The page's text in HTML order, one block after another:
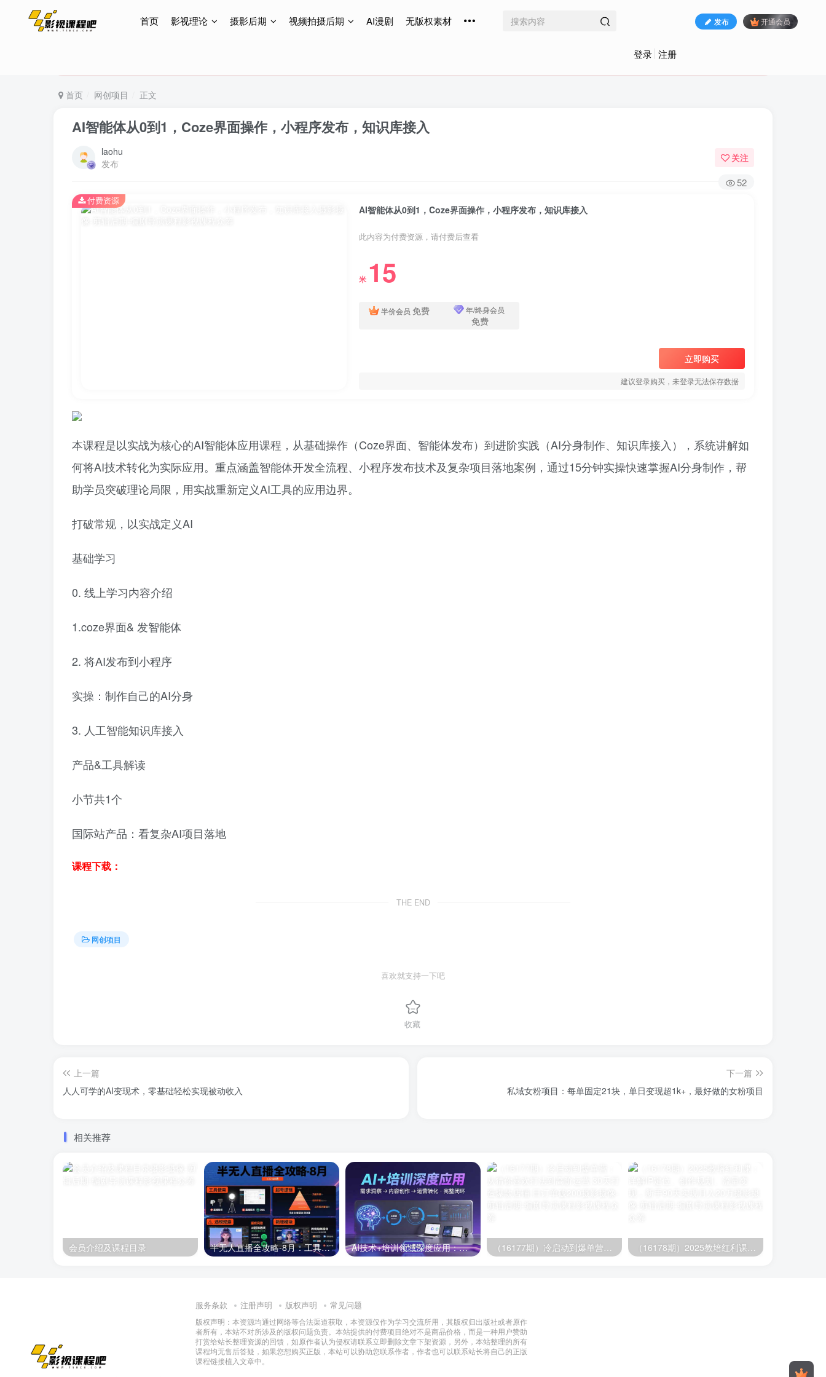
首页 影视理论 摄影后期 视频拍摄后期 AI漫剧 无版权素材 发布 开通会员
登录 注册
特惠终身会员299元，网站所有内容都可观看，终身免费更新
首页 网创项目 正文
AI智能体从0到1，Coze界面操作，小程序发布，知识库接入
laohu
发布
关注
52
AI智能体从0到1，Coze界面操作，小程序发布，知识库接入
此内容为付费资源，请付费后查看
米 15
半价会员 免费 年/终身会员
免费
立即购买
建议登录购买，未登录无法保存数据
付费资源
本课程是以实战为核心的AI智能体应用课程，从基础操作（Coze界面、智能体发布）到进阶实践（AI分身制作、知识库接入），系统讲解如
何将AI技术转化为实际应用。重点涵盖智能体开发全流程、小程序发布技术及复杂项目落地案例，通过15分钟实操快速掌握AI分身制作，帮
助学员突破理论局限，用实战重新定义AI工具的应用边界。
打破常规，以实战定义AI
基础学习
0. 线上学习内容介绍
1.coze界面& 发智能体
2. 将AI发布到小程序
实操：制作自己的AI分身
3. 人工智能知识库接入
产品&工具解读
小节共1个
国际站产品：看复杂AI项目落地
课程下载：
THE END
网创项目
喜欢就支持一下吧
收藏
上一篇
人人可学的AI变现术，零基础轻松实现被动收入
下一篇
私域女粉项目：每单固定21块，单日变现超1k+，最好做的女粉项目
相关推荐
会员介绍及课程目录 半无人直播全攻略-8月：工具使用+起号逻辑+违规规避,新增AI超体与跨境模块 AI技术+培训领域深度应用：需求洞察-内容创作-运营转化 的完整闭环 （16177期）冷启动到爆单营：从猜你喜欢打法到高阶运营,30天打造爆款店铺,日订单破200 （16178期）2025教培红利课：详解IP定位、创作规划、流量变现，新手90天实现月入20万
服务条款 注册声明 版权声明 常见问题
版权声明：本资源均通过网络等合法渠道获取，本资源仅作为学习交流所用，其版权归出版社或者原作
者所有，本站不对所涉及的版权问题负责。本站提供的付费项目绝对不是商品价格，而是一种用户赞助
打赏给站长整理资源的回馈，如原作者认为侵权请联系立即删除文章下架资源，另外，本站整理的所有
课程均无售后答疑，如果您想购买正版，本站可以协助您联系作者，作者也可以联系站长将自己的正版
课程链接植入文章中。